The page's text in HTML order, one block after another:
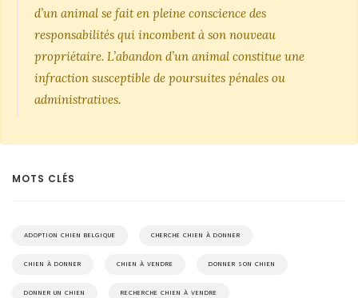
d’un animal se fait en pleine conscience des
responsabilités qui incombent à son nouveau
propriétaire. L’abandon d’un animal constitue une
infraction susceptible de poursuites pénales ou
administratives.
MOTS CLÉS
ADOPTION CHIEN BELGIQUE CHERCHE CHIEN À DONNER
CHIEN À DONNER CHIEN À VENDRE DONNER SON CHIEN
DONNER UN CHIEN RECHERCHE CHIEN À VENDRE